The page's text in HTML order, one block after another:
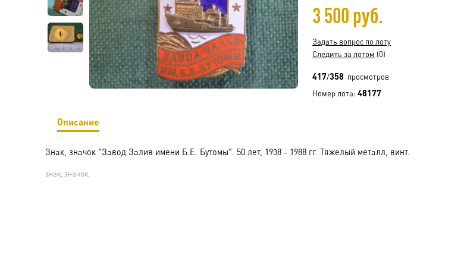
3 500 руб.
Задать вопрос по лоту
Следить за лотом (0)
417/358 просмотров
Номер лота:48177
Описание
Знак, значок "Завод Залив имени Б.Е. Бутомы". 50 лет, 1938 - 1988 гг. Тяжелый металл, винт.
знак, значок,